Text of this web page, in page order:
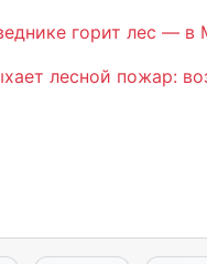
горит лес —
лесной пожар: